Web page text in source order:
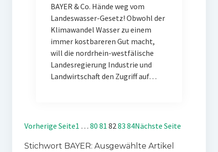
BAYER & Co. Hände weg vom
Landeswasser-Gesetz! Obwohl der
Klimawandel Wasser zu einem
immer kostbareren Gut macht,
will die nordrhein-westfälische
Landesregierung Industrie und
Landwirtschaft den Zugriff auf…
Vorherige Seite1 … 80 81 8283 84Nächste Seite
Stichwort BAYER: Ausgewählte Artikel